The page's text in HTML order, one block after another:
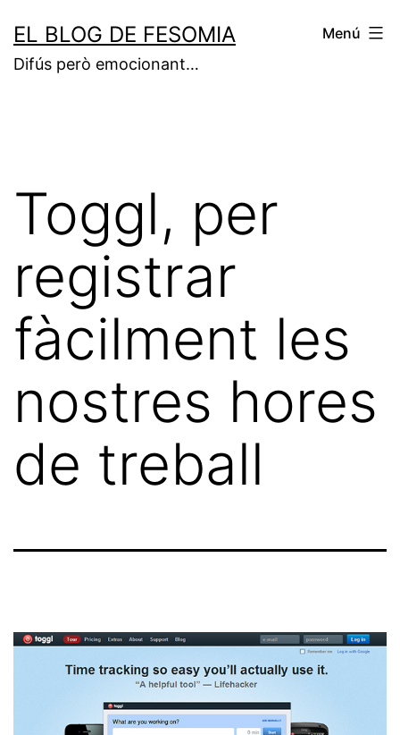
contingut
EL BLOG DE FESOMIA
Difús però emocionant…
Menú
Toggl, per
registrar
fàcilment les
nostres hores
de treball